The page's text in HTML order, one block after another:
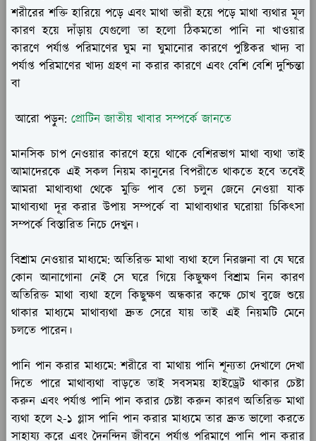
শরীরের শক্তি হারিয়ে পড়ে এবং মাথা ভারী হয়ে পড়ে মাথা ব্যথার মূল
কারণ হয়ে দাঁড়ায় যেগুলো তা হলো ঠিকমতো পানি না খাওয়ার
কারণে পর্যাপ্ত পরিমাণের ঘুম না ঘুমানোর কারণে পুষ্টিকর খাদ্য বা
পর্যাপ্ত পরিমাণের খাদ্য গ্রহণ না করার কারণে এবং বেশি বেশি দুশ্চিন্তা
বা
আরো পড়ুন: প্রোটিন জাতীয় খাবার সম্পর্কে জানতে
মানসিক চাপ নেওয়ার কারণে হয়ে থাকে বেশিরভাগ মাথা ব্যথা তাই
আমাদেরকে এই সকল নিয়ম কানুনের বিপরীতে থাকতে হবে তবেই
আমরা মাথাব্যথা থেকে মুক্তি পাব তো চলুন জেনে নেওয়া যাক
মাথাব্যথা দূর করার উপায় সম্পর্কে বা মাথাব্যথার ঘরোয়া চিকিৎসা
সম্পর্কে বিস্তারিত নিচে দেখুন।
বিশ্রাম নেওয়ার মাধ্যমে: অতিরিক্ত মাথা ব্যথা হলে নিরঞ্জনা বা যে ঘরে
কোন আনাগোনা নেই সে ঘরে গিয়ে কিছুক্ষণ বিশ্রাম নিন কারণ
অতিরিক্ত মাথা ব্যথা হলে কিছুক্ষণ অন্ধকার কক্ষে চোখ বুজে শুয়ে
থাকার মাধ্যমে মাথাব্যথা দ্রুত সেরে যায় তাই এই নিয়মটি মেনে
চলতে পারেন।
পানি পান করার মাধ্যমে: শরীরে বা মাথায় পানি শূন্যতা দেখালে দেখা
দিতে পারে মাথাব্যথা বাড়তে তাই সবসময় হাইড্রেট থাকার চেষ্টা
করুন এবং পর্যাপ্ত পানি পান করার চেষ্টা করুন কারণ অতিরিক্ত মাথা
ব্যথা হলে ২-১ গ্লাস পানি পান করার মাধ্যমে তার দ্রুত ভালো করতে
সাহায্য করে এবং দৈনন্দিন জীবনে পর্যাপ্ত পরিমাণে পানি পান করার